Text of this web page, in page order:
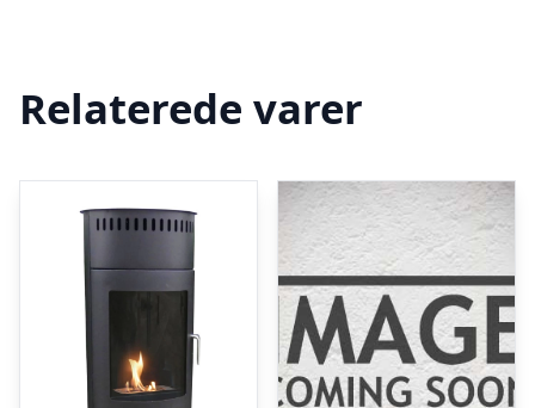
Relaterede varer